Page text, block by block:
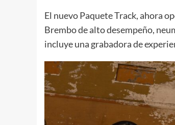
El nuevo Paquete Track, ahora
Brembo de alto desempeño,
incluye una grabadora de